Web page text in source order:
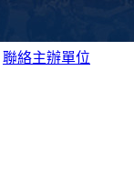
聯絡主辦單位